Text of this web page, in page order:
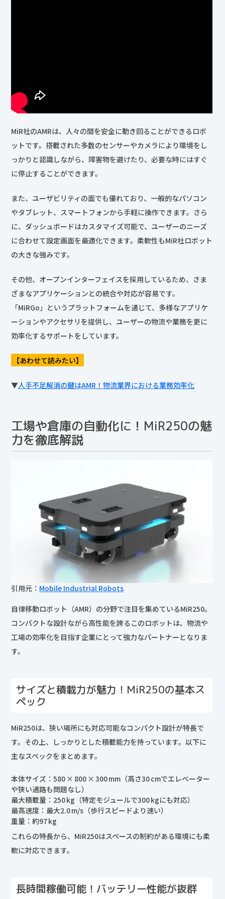
MiR社のAMRは、人々の間を安全に動き回ることができるロボ
ットです。搭載された多数のセンサーやカメラにより環境をし
っかりと認識しながら、障害物を避けたり、必要な時にはすぐ
に停止することができます。
また、ユーザビリティの面でも優れており、一般的なパソコン
やタブレット、スマートフォンから手軽に操作できます。さら
に、ダッシュボードはカスタマイズ可能で、ユーザーのニーズ
に合わせて設定画面を最適化できます。柔軟性もMiR社ロボット
の大きな強みです。
その他、オープンインターフェイスを採用しているため、さま
ざまなアプリケーションとの統合や対応が容易です。
「MiRGo」というプラットフォームを通じて、多様なアプリケ
ーションやアクセサリを提供し、ユーザーの物流や業務を更に
効率化するサポートをしています。
【あわせて読みたい】
▼人手不足解消の鍵はAMR！物流業界における業務効率化
工場や倉庫の自動化に！MiR250の魅
力を徹底解説
引用元： Mobile Industrial Robots
自律移動ロボット（AMR）の分野で注目を集めているMiR250。
コンパクトな設計ながら高性能を誇るこのロボットは、物流や
工場の効率化を目指す企業にとって強力なパートナーとなりま
す。
サイズと積載力が魅力！MiR250の基本ス
ペック
MiR250は、狭い場所にも対応可能なコンパクト設計が特長で
す。その上、しっかりとした積載能力を持っています。以下に
主なスペックをまとめます。
本体サイズ：580 × 800 × 300 mm（高さ30 cmでエレベーター
や狭い通路も問題なし）
最大積載量：250 kg（特定モジュールで300 kgにも対応）
最高速度：最大2.0 m/s（歩行スピードより速い）
重量：約97 kg
これらの特長から、MiR250はスペースの制約がある環境にも柔
軟に対応できます。
長時間稼働可能！バッテリー性能が抜群